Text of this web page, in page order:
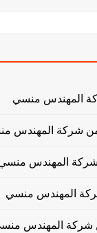
المهندس منسي
شركة المهندس
شركة المهندس
المهندس منسي
شركة المهندس